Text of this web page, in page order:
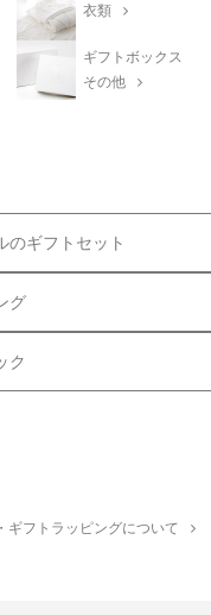
衣類
ギフトボックス
その他
のギフトセット
グ
ク
ギフトラッピングについて